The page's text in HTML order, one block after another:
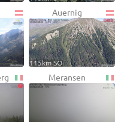
Auernig
115km SO
Meransen